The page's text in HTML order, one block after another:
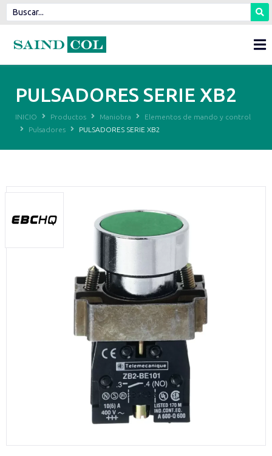
PULSADORES SERIE XB2
INICIO Productos Maniobra
Elementos de mando y control
Pulsadores
PULSADORES SERIE XB2